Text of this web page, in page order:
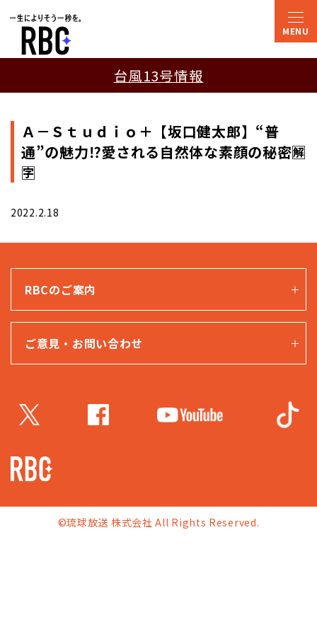
台風13号情報
Ａ－Ｓｔｕｄｉｏ＋【坂口健太郎】“普
通”の魅力⁉愛される自然体な素顔の秘密🈖
🈑
2022.2.18
RBCのご案内
ご意見・お問い合わせ
©琉球放送 株式会社 All Rights Reserved.